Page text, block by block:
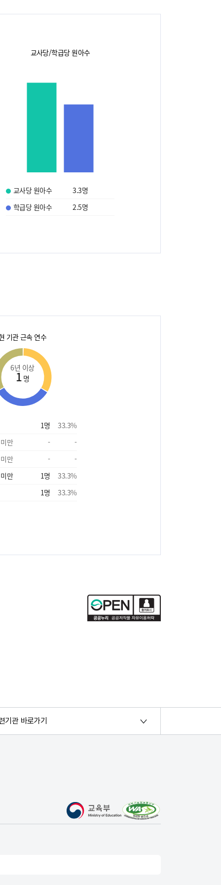
교사당/학급당 원아수
교사당 원아수 3.3명
학급당 원아수
2.5명
기관 근속 연수
6년 이상
1 명
1명 33.3%
만
-
-
만
-
-
만
1명 33.3%
1명 33.3%
기관 바로가기